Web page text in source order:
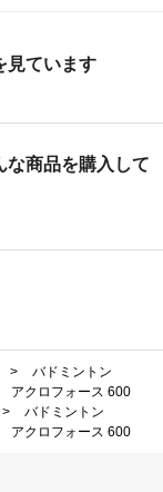
見ています
な商品を購入して
>
バドミントン
アクロフォース 600
>
バドミントン
アクロフォース 600